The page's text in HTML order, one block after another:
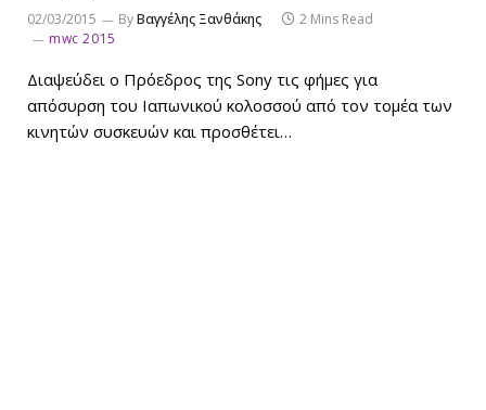
02/03/2015 ByΒαγγέλης Ξανθάκης
2 Mins Read
mwc 2015
Διαψεύδει ο Πρόεδρος της Sony τις φήμες για
απόσυρση του Ιαπωνικού κολοσσού από τον τομέα των
κινητών συσκευών και προσθέτει…